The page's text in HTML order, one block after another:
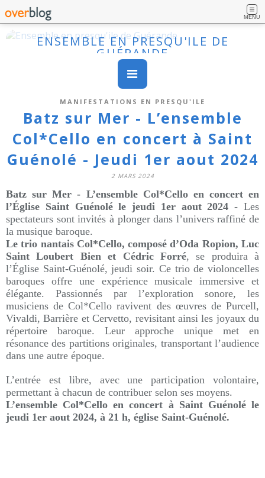
MENU
ENSEMBLE EN PRESQU'ILE DE
GUÉRANDE
MANIFESTATIONS EN PRESQU'ILE
Batz sur Mer - L’ensemble
Col*Cello en concert à Saint
Guénolé - Jeudi 1er aout 2024
2 MARS 2024
Batz sur Mer - L’ensemble Col*Cello en concert en
l’Église Saint Guénolé le jeudi 1er aout 2024 - Les
spectateurs sont invités à plonger dans l’univers raffiné de
la musique baroque.
Le trio nantais Col*Cello, composé d’Oda Ropion, Luc
Saint Loubert Bien et Cédric Forré, se produira à
l’Église Saint-Guénolé, jeudi soir. Ce trio de violoncelles
baroques offre une expérience musicale immersive et
élégante. Passionnés par l’exploration sonore, les
musiciens de Col*Cello ravivent des œuvres de Purcell,
Vivaldi, Barrière et Cervetto, revisitant ainsi les joyaux du
répertoire baroque. Leur approche unique met en
résonance des partitions originales, transportant l’audience
dans une autre époque.
L’entrée est libre, avec une participation volontaire,
permettant à chacun de contribuer selon ses moyens.
L’ensemble Col*Cello en concert à Saint Guénolé le
jeudi 1er aout 2024, à 21 h, église Saint-Guénolé.